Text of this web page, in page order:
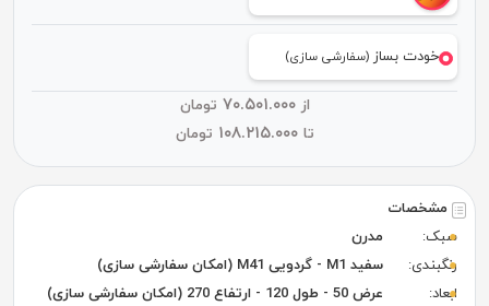
مشخصات
سبک:
مدرن
رنگبندی:
سفید M1 - گردویی M41 (امکان سفارشی سازی)
ابعاد:
عرض 50 - طول 120 - ارتفاع 270 (امکان سفارشی سازی)
خودت بساز(سفارشی سازی)
از۷۰.۵۰۱.۰۰۰
تومان
تا ۱۰۸.۲۱۵.۰۰۰ تومان